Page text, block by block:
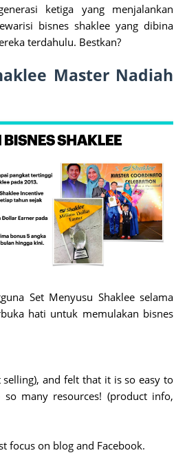
ketiga yang menjalankan
bisnes shaklee yang dibina
terdahulu. Bestkan?
Master Nadiah
Set Menyusu Shaklee selama
hati untuk memulakan bisnes
selling), and felt that it is so easy to
many resources! (product info,
focus on blog and Facebook.